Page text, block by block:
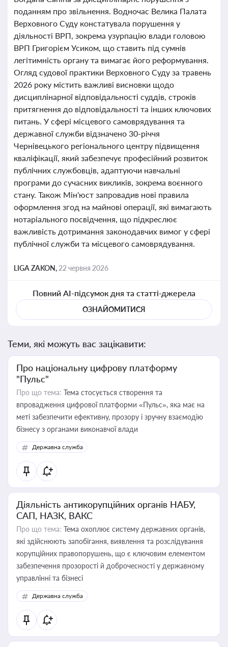
поданням про звільнення. Водночас Велика Палата
Верховного Суду констатувала порушення у
діяльності ВРП, зокрема узурпацію влади головою
ВРП Григорієм Усиком, що ставить під сумнів
легітимність органу та вимагає його реформування.
Огляд судової практики Верховного Суду за травень
2026 року містить важливі висновки щодо
дисциплінарної відповідальності суддів, строків
притягнення до відповідальності та інших ключових
питань. У сфері місцевого самоврядування та
державної служби відзначено 30-річчя
Чернівецького регіонального центру підвищення
кваліфікації, який забезпечує професійний розвиток
публічних службовців, адаптуючи навчальні
програми до сучасних викликів, зокрема воєнного
стану. Також Мін'юст запровадив нові правила
оформлення згод на майнові операції, які вимагають
нотаріального посвідчення, що підкреслює
важливість дотримання законодавчих вимог у сфері
публічної служби та місцевого самоврядування.
LIGA ZAKON, 22 червня 2026
Повний AI-підсумок дня та статті-джерела
ОЗНАЙОМИТИСЯ
Теми, які можуть вас зацікавити:
Про національну цифрову платформу
"Пульс"
Про що тема: Тема стосується створення та
впровадження цифрової платформи «Пульс», яка має на
меті забезпечити ефективну, прозору і зручну взаємодію
бізнесу з органами виконавчої влади
Державна служба
Діяльність антикорупційних органів НАБУ,
САП, НАЗК, ВАКС
Про що тема: Тема охоплює систему державних органів,
які здійснюють запобігання, виявлення та розслідування
корупційних правопорушень, що є ключовим елементом
забезпечення прозорості й доброчесності у державному
управлінні та бізнесі
Державна служба